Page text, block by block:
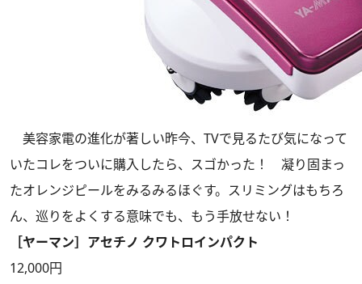
美容家電の進化が著しい昨今、TVで見るたび気になって
いたコレをついに購入したら、スゴかった！ 凝り固まっ
たオレンジピールをみるみるほぐす。スリミングはもちろ
ん、巡りをよくする意味でも、もう手放せない！
［ヤーマン］アセチノ クワトロインパクト
12,000円